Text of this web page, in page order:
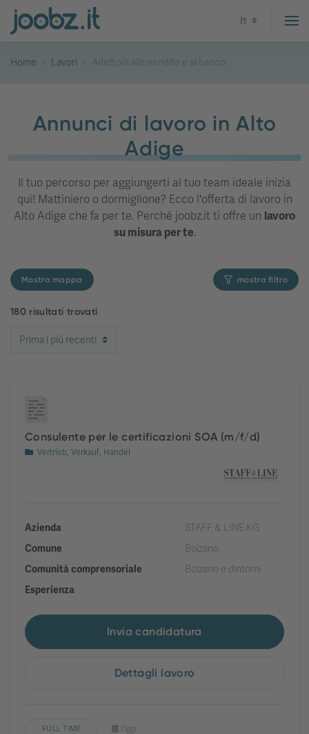
It
Home Lavori Adetto/a alle vendite e al banco
Annunci di lavoro in Alto
Adige
Il tuo percorso per aggiungerti al tuo team ideale inizia
qui! Mattiniero o dormiglione? Ecco l'offerta di lavoro in
Alto Adige che fa per te. Perché joobz.it ti offre un lavoro
su misura per te.
Mostra mappa mostra filtro
180 risultati trovati
Consulente per le certificazioni SOA (m/f/d)
Vertrieb, Verkauf, Handel
Azienda
STAFF & LINE KG
Comune
Bolzano
Comunità comprensoriale
Bolzano e dintorni
Esperienza
Invia candidatura
Dettagli lavoro
FULL TIME Oggi